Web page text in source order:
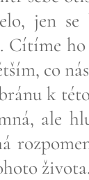
jen se
Cítíme
co
k
ale
života.